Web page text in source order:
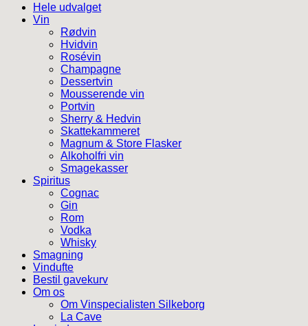
Hele udvalget
Vin
Rødvin
Hvidvin
Rosévin
Champagne
Dessertvin
Mousserende vin
Portvin
Sherry & Hedvin
Skattekammeret
Magnum & Store Flasker
Alkoholfri vin
Smagekasser
Spiritus
Cognac
Gin
Rom
Vodka
Whisky
Smagning
Vindufte
Bestil gavekurv
Om os
Om Vinspecialisten Silkeborg
La Cave